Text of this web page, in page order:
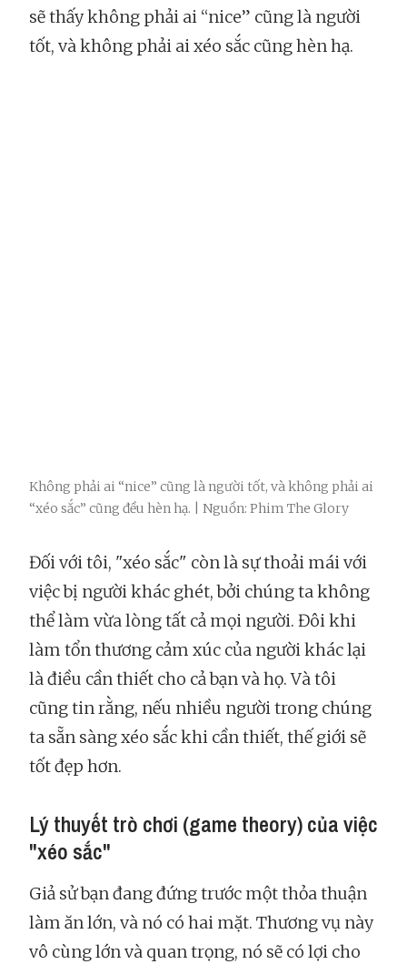
sẽ thấy không phải ai “nice” cũng là người
tốt, và không phải ai xéo sắc cũng hèn hạ.
Không phải ai “nice” cũng là người tốt, và không phải ai
“xéo sắc” cũng đều hèn hạ. | Nguồn: Phim The Glory
Đối với tôi, "xéo sắc" còn là sự thoải mái với
việc bị người khác ghét, bởi chúng ta không
thể làm vừa lòng tất cả mọi người. Đôi khi
làm tổn thương cảm xúc của người khác lại
là điều cần thiết cho cả bạn và họ. Và tôi
cũng tin rằng, nếu nhiều người trong chúng
ta sẵn sàng xéo sắc khi cần thiết, thế giới sẽ
tốt đẹp hơn.
Lý thuyết trò chơi (game theory) của việc
"xéo sắc"
Giả sử bạn đang đứng trước một thỏa thuận
làm ăn lớn, và nó có hai mặt. Thương vụ này
vô cùng lớn và quan trọng, nó sẽ có lợi cho